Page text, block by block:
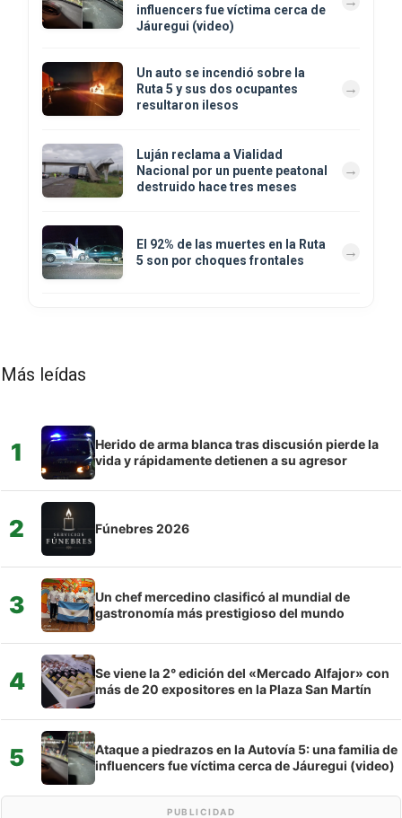
influencers fue víctima cerca de
Jáuregui (video)
Un auto se incendió sobre la
Ruta 5 y sus dos ocupantes
resultaron ilesos
Luján reclama a Vialidad
Nacional por un puente peatonal
destruido hace tres meses
El 92% de las muertes en la Ruta
5 son por choques frontales
Más leídas
1
Herido de arma blanca tras discusión pierde la
vida y rápidamente detienen a su agresor
2 Fúnebres 2026
3
Un chef mercedino clasificó al mundial de
gastronomía más prestigioso del mundo
4
Se viene la 2° edición del «Mercado Alfajor» con
más de 20 expositores en la Plaza San Martín
5
Ataque a piedrazos en la Autovía 5: una familia de
influencers fue víctima cerca de Jáuregui (video)
PUBLICIDAD